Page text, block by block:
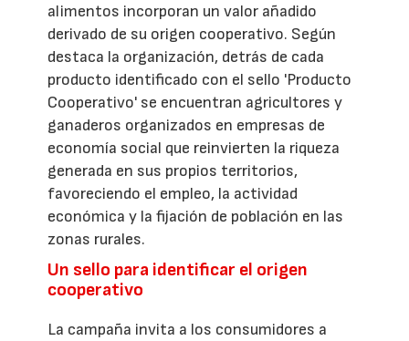
alimentos incorporan un valor añadido
derivado de su origen cooperativo. Según
destaca la organización, detrás de cada
producto identificado con el sello 'Producto
Cooperativo' se encuentran agricultores y
ganaderos organizados en empresas de
economía social que reinvierten la riqueza
generada en sus propios territorios,
favoreciendo el empleo, la actividad
económica y la fijación de población en las
zonas rurales.
Un sello para identificar el origen
cooperativo
La campaña invita a los consumidores a